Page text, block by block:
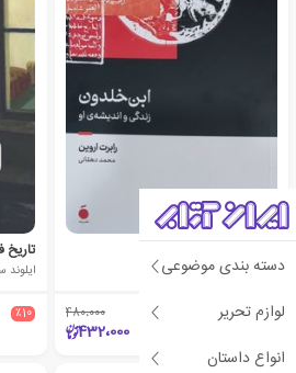
دسته بندی موضوعی
لوازم تحریر
انواع داستان
رابرت اروین
٪10 480،000
432،000
ایلوند
٪10